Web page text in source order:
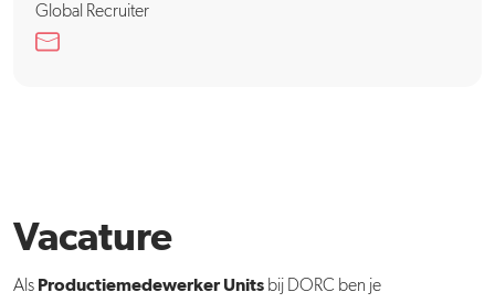
Global Recruiter
Vacature
Als Productiemedewerker Units bij DORC ben je